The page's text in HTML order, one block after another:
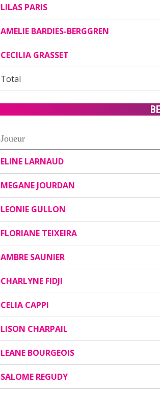
LILAS PARIS
AMELIE BARDIES-BERGGREN
CECILIA GRASSET
Total
Joueur
ELINE LARNAUD
MEGANE JOURDAN
LEONIE GULLON
FLORIANE TEIXEIRA
AMBRE SAUNIER
CHARLYNE FIDJI
CELIA CAPPI
LISON CHARPAIL
LEANE BOURGEOIS
SALOME REGUDY